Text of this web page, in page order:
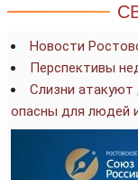
Новости
Перспективы
Слизни атакуют
опасны для людей